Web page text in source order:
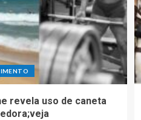
revela uso de caneta